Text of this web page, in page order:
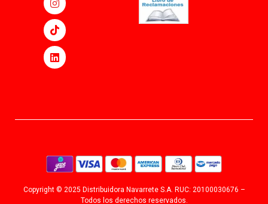
Copyright © 2025 Distribuidora Navarrete S.A. RUC: 20100030676 –
Todos los derechos reservados.